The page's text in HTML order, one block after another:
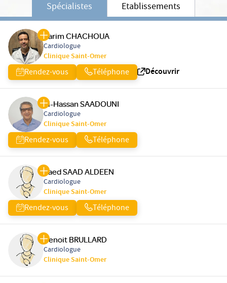
Spécialistes Etablissements
Karim CHACHOUA
Cardiologue
Clinique Saint-Omer
Rendez-vous Téléphone Découvrir
El-Hassan SAADOUNI
Cardiologue
Clinique Saint-Omer
Rendez-vous Téléphone
Raed SAAD ALDEEN
Cardiologue
Clinique Saint-Omer
Rendez-vous Téléphone
Benoit BRULLARD
Cardiologue
Clinique Saint-Omer